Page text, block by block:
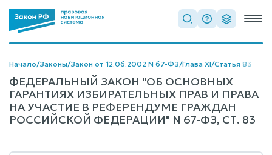
Начало/Законы/Закон от 12.06.2002 N 67-ФЗ/Глава XI/Статья 83
ФЕДЕРАЛЬНЫЙ ЗАКОН "ОБ ОСНОВНЫХ
ГАРАНТИЯХ ИЗБИРАТЕЛЬНЫХ ПРАВ И ПРАВА
НА УЧАСТИЕ В РЕФЕРЕНДУМЕ ГРАЖДАН
РОССИЙСКОЙ ФЕДЕРАЦИИ" N 67-ФЗ, СТ. 83